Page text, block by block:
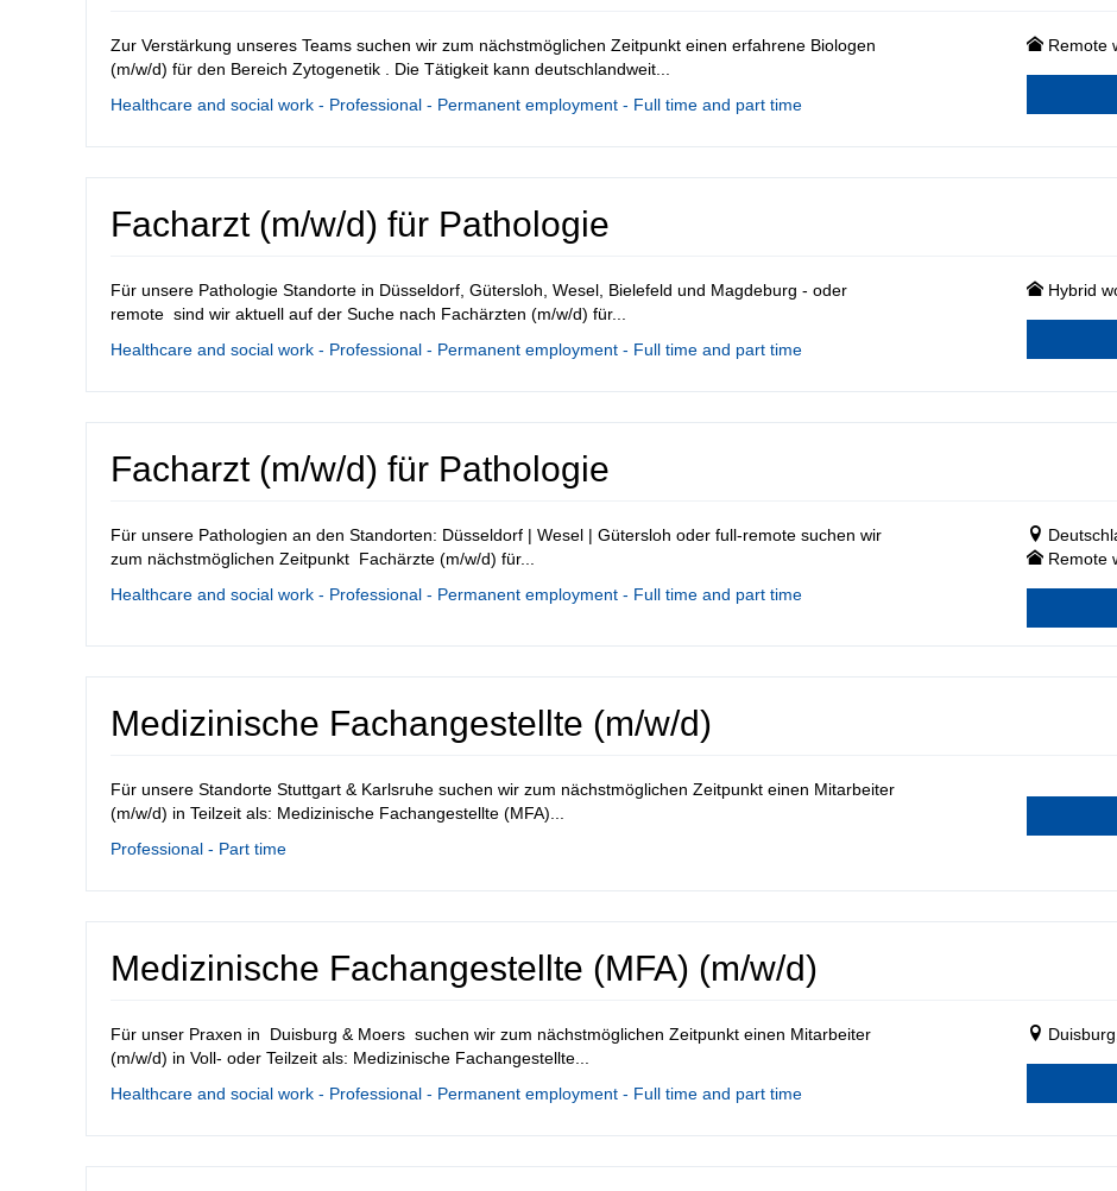
Zur Verstärkung unseres Teams suchen wir zum nächstmöglichen Zeitpunkt einen erfahrene Biologen
(m/w/d) für den Bereich Zytogenetik . Die Tätigkeit kann deutschlandweit...
Healthcare and social work - Professional - Permanent employment - Full time and part time
Remote
Facharzt (m/w/d) für Pathologie
Für unsere Pathologie Standorte in Düsseldorf, Gütersloh, Wesel, Bielefeld und Magdeburg - oder
remote sind wir aktuell auf der Suche nach Fachärzten (m/w/d) für...
Healthcare and social work - Professional - Permanent employment - Full time and part time
Hybrid
Facharzt (m/w/d) für Pathologie
Für unsere Pathologien an den Standorten: Düsseldorf | Wesel | Gütersloh oder full-remote suchen wir
zum nächstmöglichen Zeitpunkt Fachärzte (m/w/d) für...
Healthcare and social work - Professional - Permanent employment - Full time and part time
Remote
Medizinische Fachangestellte (m/w/d)
Für unsere Standorte Stuttgart & Karlsruhe suchen wir zum nächstmöglichen Zeitpunkt einen Mitarbeiter
(m/w/d) in Teilzeit als: Medizinische Fachangestellte (MFA)...
Professional - Part time
Medizinische Fachangestellte (MFA) (m/w/d)
Für unser Praxen in Duisburg & Moers suchen wir zum nächstmöglichen Zeitpunkt einen Mitarbeiter
(m/w/d) in Voll- oder Teilzeit als: Medizinische Fachangestellte...
Healthcare and social work - Professional - Permanent employment - Full time and part time